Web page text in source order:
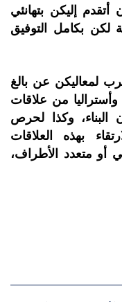
إليكن بتهانئي
لكن بكامل التوفيق
لمعاليكن عن بالغ
وأستراليا من علاقات
البناء، وكذا لحرص
بهذه العلاقات
أو متعدد الأطراف،